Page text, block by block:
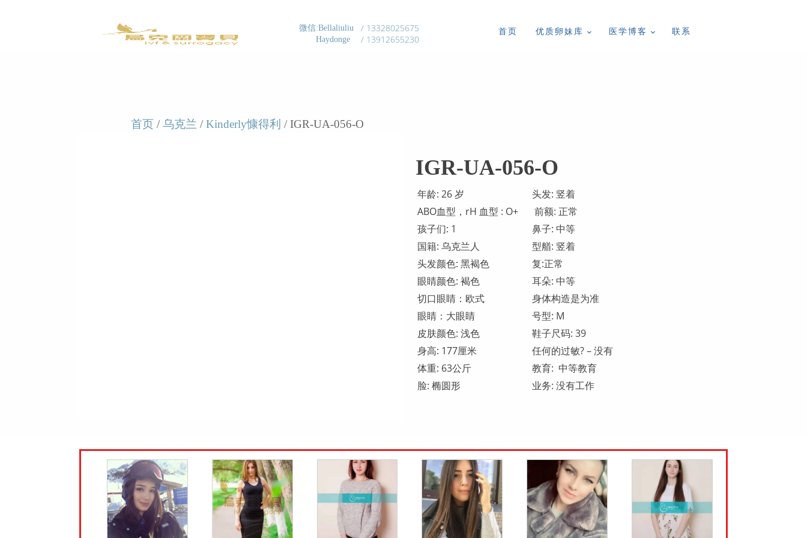
微信:Bellaliuliu
Haydonge
/ 13328025675
/ 13912655230
首页 优质卵妹库 医学博客 联系
首页 / 乌克兰 / Kinderly慷得利 / IGR-UA-056-O
IGR-UA-056-O
年龄: 26 岁
头发: 竖着
ABO血型，rH 血型 : О+
前额: 正常
孩子们: 1
鼻子: 中等
国籍: 乌克兰人
型艏: 竖着
头发颜色: 黑褐色
复:正常
眼睛颜色: 褐色
耳朵: 中等
切口眼睛：欧式
身体构造是为准
眼睛：大眼睛
号型: М
皮肤颜色: 浅色
鞋子尺码: 39
身高: 177厘米
任何的过敏? – 没有
体重: 63公斤
教育: 中等教育
脸: 椭圆形
业务: 没有工作